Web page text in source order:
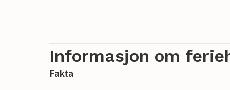
Informasjon om
Fakta